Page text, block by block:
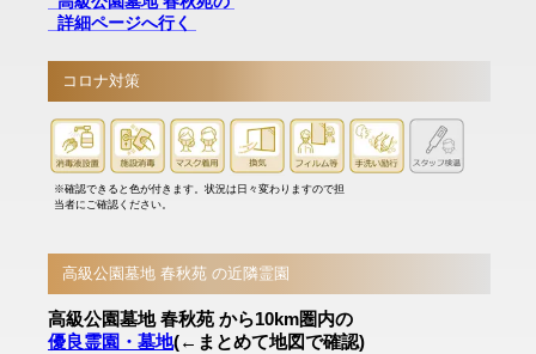
詳細ページへ行く
コロナ対策
※確認できると色が付きます。状況は日々変わりますので担
当者にご確認ください。
高級公園墓地 春秋苑 の近隣霊園
高級公園墓地 春秋苑 から10km圏内の
優良霊園・墓地(←まとめて地図で確認)